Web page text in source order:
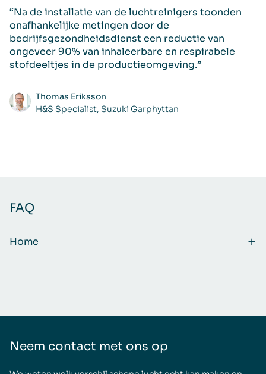
“Na de installatie van de luchtreinigers toonden
onafhankelijke metingen door de
bedrijfsgezondheidsdienst een reductie van
ongeveer 90% van inhaleerbare en respirabele
stofdeeltjes in de productieomgeving.”
Thomas Eriksson
H&S Specialist, Suzuki Garphyttan
FAQ
Home
Neem contact met ons op